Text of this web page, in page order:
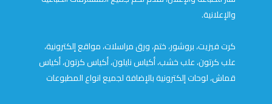
والإعلانية.
كرت فيزيت، بروشور، ختم، ورق مراسلات، مواقع إلكترونية،
علب كرتون، علب خشب، أكياس نايلون، أكياس كرتون، أكياس
قماش، لوحات إلكترونية بالإضافة لجميع انواع المطبوعات